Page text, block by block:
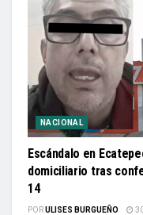
NACIONAL
Escándalo en
domiciliario tras
14
PORULISES BURGUEÑO